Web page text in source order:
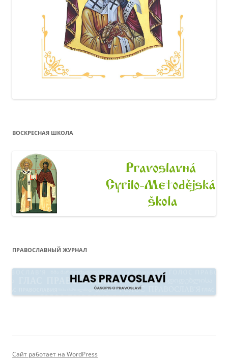
ВОСКРЕСНАЯ ШКОЛА
ПРАВОСЛАВНЫЙ ЖУРНАЛ
Сайт работает на WordPress